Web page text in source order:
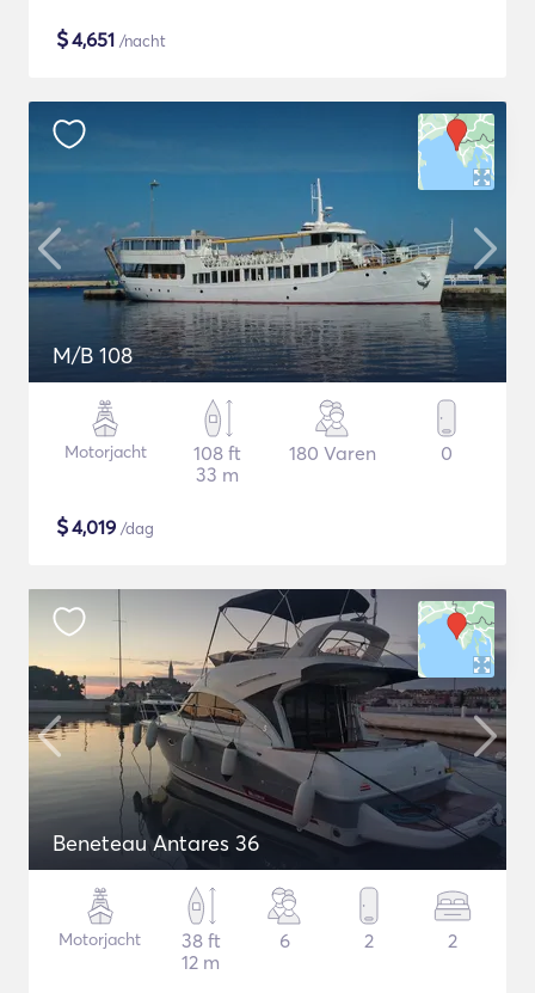
$4,651 /nacht
M/B 108
Motorjacht
108 ft
33 m
180 Varen 0
$4,019 /dag
Beneteau Antares 36
Motorjacht
38 ft
12 m
6 2 2